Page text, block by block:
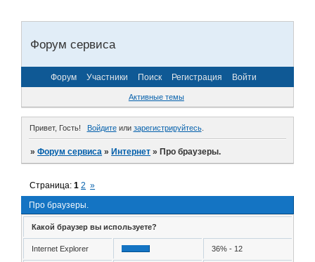
Форум сервиса
Форум Участники Поиск Регистрация Войти
Активные темы
Привет, Гость! Войдитеили зарегистрируйтесь.
»Форум сервиса »Интернет »Про браузеры.
Про браузеры.
Страница:1 2 »
Какой браузер вы используете?
Internet Explorer 36% - 12